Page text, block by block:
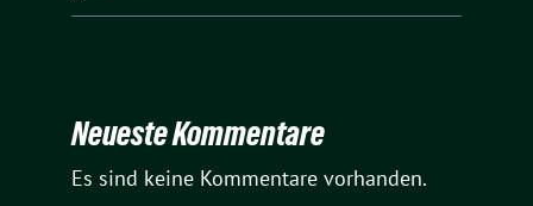
Neueste Kommentare
Es sind keine Kommentare vorhanden.